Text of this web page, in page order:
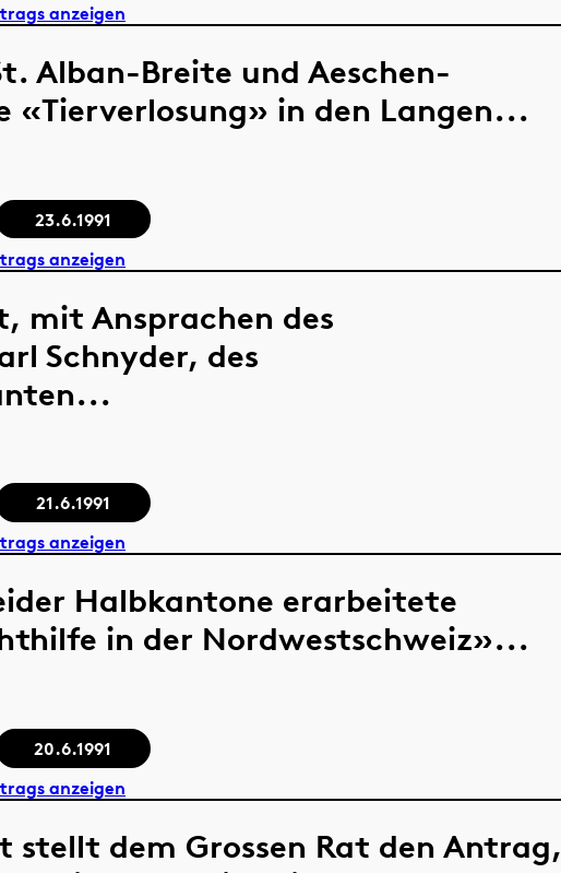
anzeigen
Alban-Breite und Aeschen-
«Tierverlosung» in den Langen...
23.6.1991
anzeigen
mit Ansprachen des
Schnyder, des
21.6.1991
anzeigen
Halbkantone erarbeitete
in der Nordwestschweiz»...
20.6.1991
anzeigen
stellt dem Grossen Rat den Antrag,